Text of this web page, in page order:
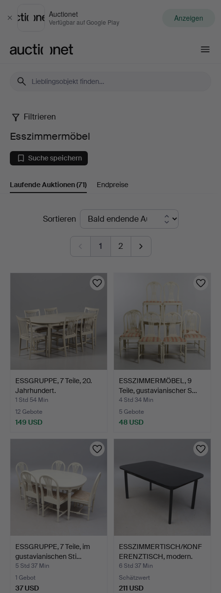
Schließen
Auctionet
Verfügbar auf Google Play Anzeigen
Esszimmermöbel
Filtrieren
Esszimmermöbel
Suche speichern
Laufende Auktionen(71) Endpreise
LaufendeSortieren
1 2
ESSGRUPPE, 7 Teile, 20.
Jahrhundert.
1 Std 54 Min
12 Gebote
149 USD
ESSZIMMERMÖBEL, 9
Teile, gustavianischer S…
4 Std 34 Min
5 Gebote
48 USD
ESSGRUPPE, 7 Teile, im
gustavianischen Sti…
5 Std 37 Min
1 Gebot
37 USD
ESSZIMMERTISCH/KONF
ERENZTISCH, modern.
6 Std 37 Min
Schätzwert
211 USD